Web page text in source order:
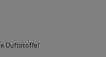
Duftstoffe!